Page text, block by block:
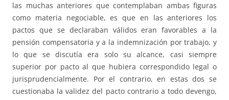
las muchas anteriores que contemplaban ambas figuras
como materia negociable, es que en las anteriores los
pactos que se declaraban válidos eran favorables a la
pensión compensatoria y a la indemnización por trabajo, y
lo que se discutía era solo su alcance, casi siempre
superior por pacto al que hubiera correspondido legal o
jurisprudencialmente. Por el contrario, en estas dos se
cuestionaba la validez del pacto contrario a todo devengo,